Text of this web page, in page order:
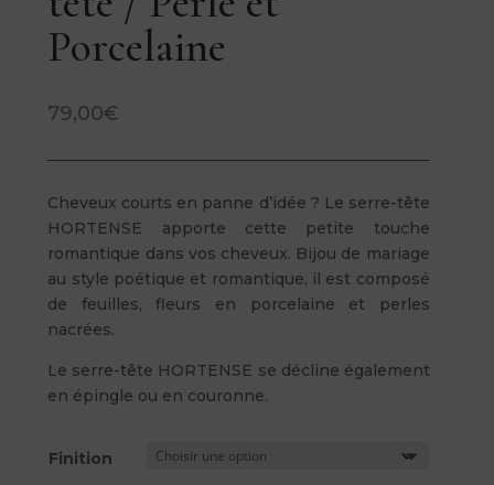
Porcelaine
79,00€
Cheveux courts en panne d’idée ? Le serre-tête
HORTENSE apporte cette petite touche
romantique dans vos cheveux. Bijou de mariage
au style poétique et romantique, il est composé
de feuilles, fleurs en porcelaine et perles
nacrées.
Le serre-tête HORTENSE se décline également
en épingle ou en couronne.
Finition